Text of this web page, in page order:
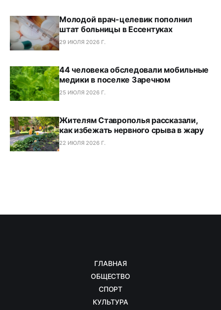
Молодой врач-целевик пополнил
штат больницы в Ессентуках
29 ИЮЛЯ 2026 Г.
44 человека обследовали мобильные
медики в поселке Заречном
25 ИЮЛЯ 2026 Г.
Жителям Ставрополья рассказали,
как избежать нервного срыва в жару
22 ИЮЛЯ 2026 Г.
ГЛАВНАЯ
ОБЩЕСТВО
СПОРТ
КУЛЬТУРА